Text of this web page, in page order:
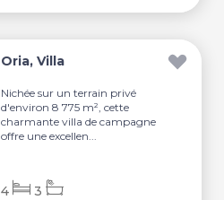
Oria, Villa
Nichée sur un terrain privé
d'environ 8 775 m², cette
charmante villa de campagne
offre une excellen...
4 3